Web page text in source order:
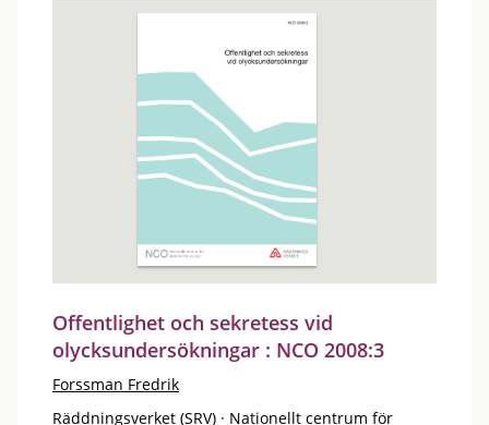
Offentlighet och sekretess vid
olycksundersökningar : NCO 2008:3
Forssman Fredrik
Räddningsverket (SRV) · Nationellt centrum för